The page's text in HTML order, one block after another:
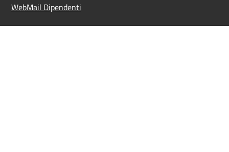
WebMail Dipendenti